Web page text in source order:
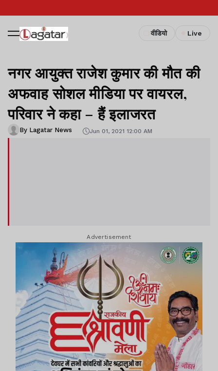
वीडियो Live
नगर आयुक्त राजेश कुमार की मौत की
अफवाह सोशल मीडिया पर वायरल,
परिवार ने कहा – हैं इलाजरत
By Lagatar News Jun 01, 2021 12:00 AM
Advertisement